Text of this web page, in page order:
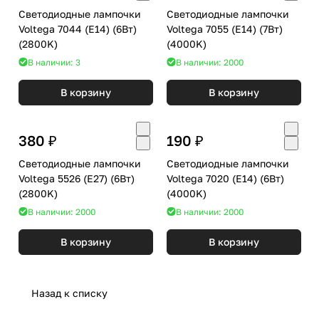
Светодиодные лампочки
Voltega 7044 (E14) (6Вт)
(2800K)
В наличии: 3
В корзину
Светодиодные лампочки
Voltega 7055 (E14) (7Вт)
(4000K)
В наличии: 2000
В корзину
380 ₽
Светодиодные лампочки
Voltega 5526 (E27) (6Вт)
(2800K)
В наличии: 2000
В корзину
190 ₽
Светодиодные лампочки
Voltega 7020 (E14) (6Вт)
(4000K)
В наличии: 2000
В корзину
Назад к списку